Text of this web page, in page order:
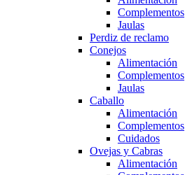
Complementos
Jaulas
Perdiz de reclamo
Conejos
Alimentación
Complementos
Jaulas
Caballo
Alimentación
Complementos
Cuidados
Ovejas y Cabras
Alimentación